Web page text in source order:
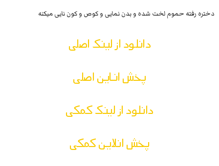
دختره رفته حموم لخت شده و بدن نمایی و کوص و کون نایی میکنه
دانلود از لینک اصلی
پخش اناین اصلی
دانلود از لینک کمکی
پخش انلاین کمکی